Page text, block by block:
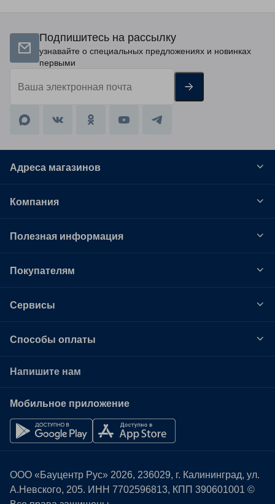
Подпишитесь на рассылку
узнавайте о специальных предложениях и новинках
первыми
Адреса магазинов
Компания
Полезная информация
Покупателям
Сервисы
Способы оплаты
Напишите нам
Мобильное приложение
ООО «Бауцентр Рус» 2026, 236029, г. Калининград, ул.
А.Невского, 205. ИНН 7702596813, КПП 390601001 ©